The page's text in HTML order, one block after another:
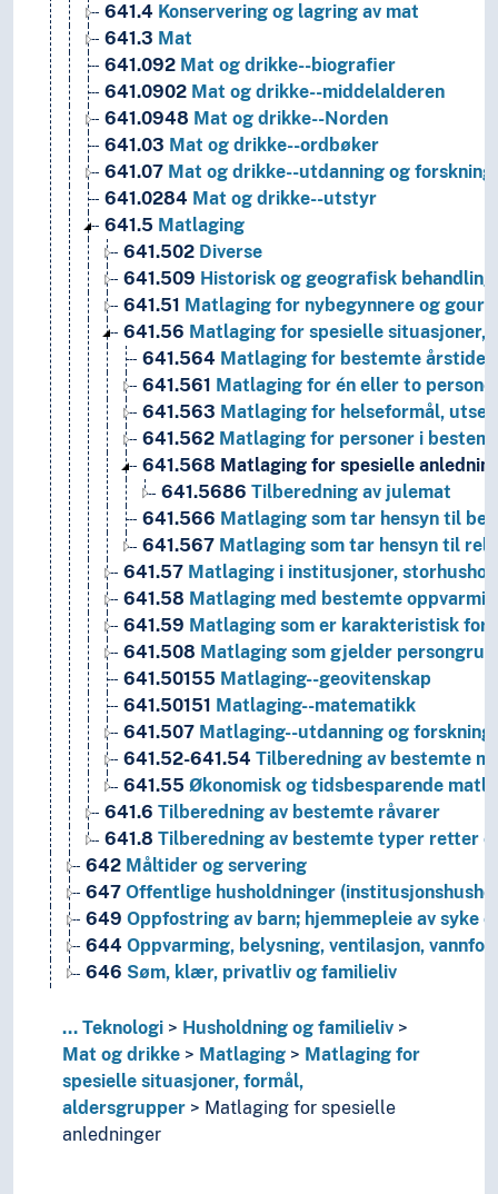
641.4 Konservering og lagring av mat
641.3 Mat
641.092 Mat og drikke--biografier
641.0902 Mat og drikke--middelalderen
641.0948 Mat og drikke--Norden
641.03 Mat og drikke--ordbøker
641.07 Mat og drikke--utdanning og forskning
641.0284 Mat og drikke--utstyr
641.5 Matlaging
641.502 Diverse
641.509 Historisk og geografisk
641.51 Matlaging for nybegynnere og
641.56 Matlaging for spesielle situasjoner,
641.564 Matlaging for bestemte årstider
641.561 Matlaging for én eller to
641.563 Matlaging for helseformål,
641.562 Matlaging for personer i
641.568 Matlaging for spesielle
641.5686 Tilberedning av julemat
641.566 Matlaging som tar hensyn til
641.567 Matlaging som tar hensyn til
641.57 Matlaging i institusjoner,
641.58 Matlaging med bestemte
641.59 Matlaging som er karakteristisk for
641.508 Matlaging som gjelder
641.50155 Matlaging--geovitenskap
641.50151 Matlaging--matematikk
641.507 Matlaging--utdanning og forskning
641.52-641.54 Tilberedning av bestemte
641.55 Økonomisk og tidsbesparende
641.6 Tilberedning av bestemte råvarer
641.8 Tilberedning av bestemte typer retter
642 Måltider og servering
647 Offentlige husholdninger
649 Oppfostring av barn; hjemmepleie av syke
644 Oppvarming, belysning, ventilasjon,
646 Søm, klær, privatliv og familieliv
66Kjemiteknikk
63Landbruk
65Ledelse og PR-virksomhet
61Medisin og helse
68Produksjon med bestemte bruksområder
... Teknologi
Husholdning og familieliv
Mat og drikke
Matlaging
Matlaging for
spesielle situasjoner, formål,
aldersgrupper
Matlaging for spesielle
anledninger